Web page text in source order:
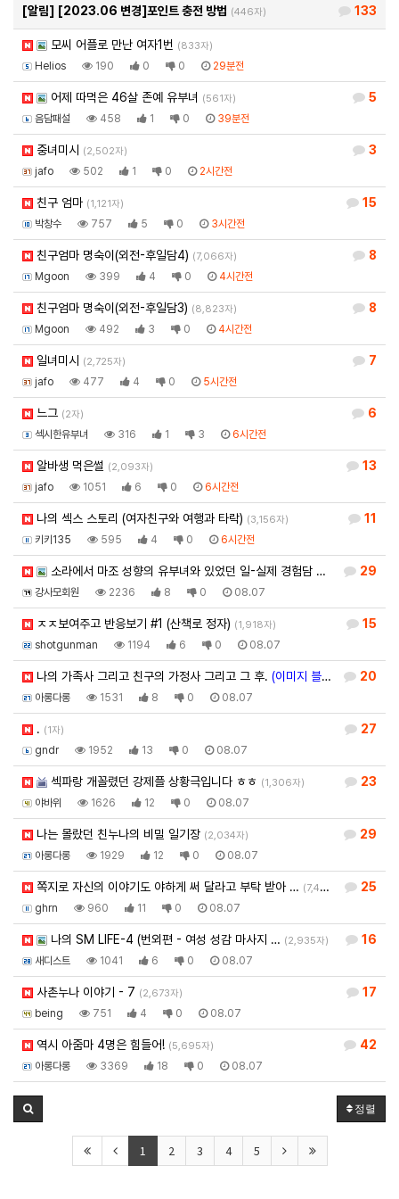
133
[알림] [2023.06 변경]포인트 충전 방법 (446자)
모씨 어플로 만난 여자1번 (833자)
Helios 190 0 0 29분전
5
어제 따먹은 46살 존예 유부녀 (561자)
음담패설 458 1 0 39분전
3
중녀미시 (2,502자)
jafo 502 1 0 2시간전
15
친구 엄마 (1,121자)
박창수 757 5 0 3시간전
8
친구엄마 명숙이(외전-후일담4) (7,066자)
Mgoon 399 4 0 4시간전
8
친구엄마 명숙이(외전-후일담3) (8,823자)
Mgoon 492 3 0 4시간전
7
일녀미시 (2,725자)
jafo 477 4 0 5시간전
6
느그 (2자)
섹시한유부녀 316 1 3 6시간전
13
알바생 먹은썰 (2,093자)
jafo 1051 6 0 6시간전
11
나의 섹스 스토리 (여자친구와 여행과 타락) (3,156자)
키키135 595 4 0 6시간전
29
소라에서 마조 성향의 유부녀와 있었던 일-실제 경험담 … (이미지 블라
강사모회원 2236 8 0 08.07
15
ㅈㅈ보여주고 반응보기 #1 (산책로 정자) (1,918자)
shotgunman 1194 6 0 08.07
20
나의 가족사 그리고 친구의 가정사 그리고 그 후. (이미지 블라인드) (7,122자)
아롱다롱 1531 8 0 08.07
27
. (1자)
gndr 1952 13 0 08.07
23
섹파랑 개꼴렸던 강제플 상황극입니다 ㅎㅎ (1,306자)
야바위 1626 12 0 08.07
29
나는 몰랐던 친누나의 비밀 일기장 (2,034자)
아롱다롱 1929 12 0 08.07
25
쪽지로 자신의 이야기도 야하게 써 달라고 부탁 받아 … (7,403자)
ghrn 960 11 0 08.07
16
나의 SM LIFE-4 (번외편 - 여성 성감 마사지 … (2,935자)
새디스트 1041 6 0 08.07
17
사촌누나 이야기 - 7 (2,673자)
being 751 4 0 08.07
42
역시 아줌마 4명은 힘들어! (5,695자)
아롱다롱 3369 18 0 08.07
정렬
1 2 3 4 5